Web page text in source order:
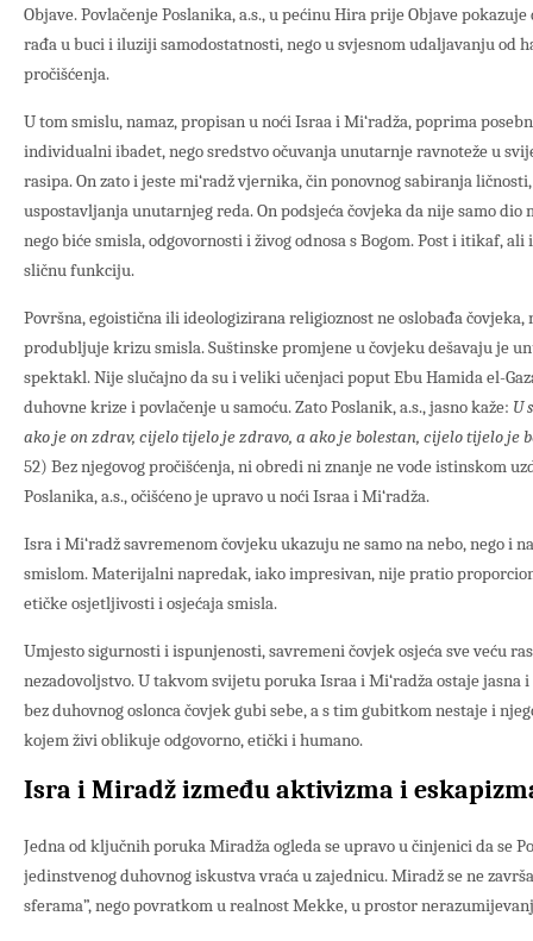
Objave. Povlačenje Poslanika, a.s., u pećinu Hira prije Objave
rađa u buci i iluziji samodostatnosti, nego u svjesnom udaljavanju od
pročišćenja.
U tom smislu, namaz, propisan u noći Israa i Mi‘radža, poprima
individualni ibadet, nego sredstvo očuvanja unutarnje ravnoteže u
rasipa. On zato i jeste mi‘radž vjernika, čin ponovnog sabiranja
uspostavljanja unutarnjeg reda. On podsjeća čovjeka da nije samo dio
nego biće smisla, odgovornosti i živog odnosa s Bogom. Post i itikaf,
sličnu funkciju.
Površna, egoistična ili ideologizirana religioznost ne oslobađa čovjeka,
produbljuje krizu smisla. Suštinske promjene u čovjeku dešavaju je
spektakl. Nije slučajno da su i veliki učenjaci poput Ebu Hamida el-
duhovne krize i povlačenje u samoću. Zato Poslanik, a.s., jasno kaže: U
ako je on zdrav, cijelo tijelo je zdravo, a ako je bolestan, cijelo tijelo je
52) Bez njegovog pročišćenja, ni obredi ni znanje ne vode istinskom
Poslanika, a.s., očišćeno je upravo u noći Israa i Mi‘radža.
Isra i Mi‘radž savremenom čovjeku ukazuju ne samo na nebo, nego i
smislom. Materijalni napredak, iako impresivan, nije pratio
etičke osjetljivosti i osjećaja smisla.
Umjesto sigurnosti i ispunjenosti, savremeni čovjek osjeća sve veću
nezadovoljstvo. U takvom svijetu poruka Israa i Mi‘radža ostaje jasna
bez duhovnog oslonca čovjek gubi sebe, a s tim gubitkom nestaje i
kojem živi oblikuje odgovorno, etički i humano.
Isra i Miradž između aktivizma i
Jedna od ključnih poruka Miradža ogleda se upravo u činjenici da se
jedinstvenog duhovnog iskustva vraća u zajednicu. Miradž se ne
sferama”, nego povratkom u realnost Mekke, u prostor